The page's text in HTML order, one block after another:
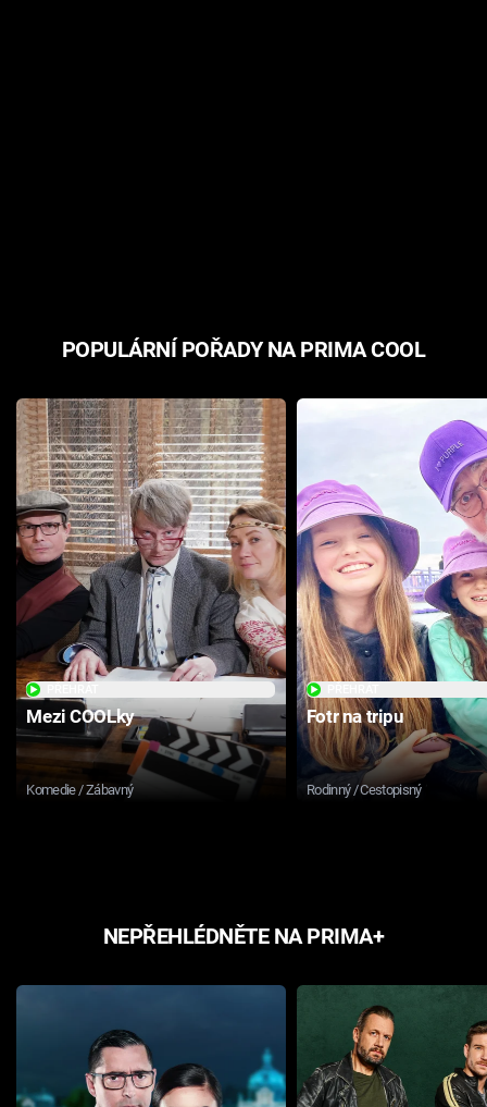
POPULÁRNÍ POŘADY NA PRIMA COOL
Mezi COOLky
Komedie / Zábavný
Fotr na tripu
Rodinný / Cestopisný
NEPŘEHLÉDNĚTE NA PRIMA+